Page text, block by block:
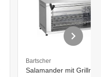
Bartscher
Salamander mit